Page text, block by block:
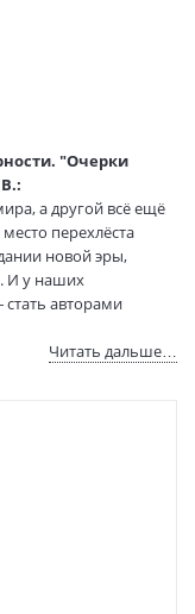
"Очерки
а другой всё ещё
перехлёста
новой эры,
И у наших
авторами
собой попытку
не из чьих-то
для
ныне
Читать дальше…